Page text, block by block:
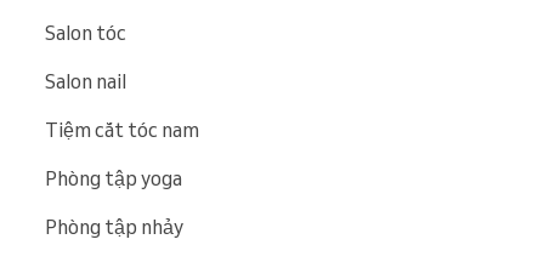
Salon tóc
Salon nail
Tiệm cắt tóc nam
Phòng tập yoga
Phòng tập nhảy